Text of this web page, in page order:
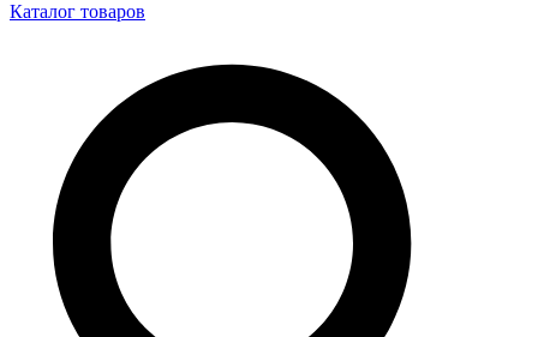
Каталог товаров